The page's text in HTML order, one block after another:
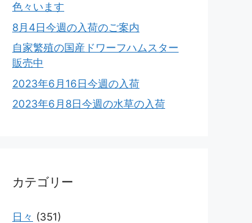
色々います
8月4日今週の入荷のご案内
自家繁殖の国産ドワーフハムスター
販売中
2023年6月16日今週の入荷
2023年6月8日今週の水草の入荷
カテゴリー
日々 (351)